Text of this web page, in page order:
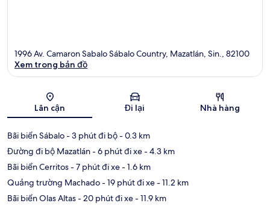
Bản đồ
1996 Av. Camaron Sabalo Sábalo Country, Mazatlán, Sin., 82100
Xem trong bản đồ
Lân cận Đi lại Nhà hàng
Bãi biển Sábalo- 3 phút đi bộ- 0.3 km
Đường đi bộ Mazatlán- 6 phút đi xe- 4.3 km
Bãi biển Cerritos- 7 phút đi xe- 1.6 km
Quảng trường Machado- 19 phút đi xe- 11.2 km
Bãi biển Olas Altas- 20 phút đi xe- 11.9 km